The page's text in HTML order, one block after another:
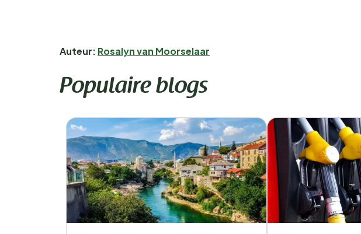
Auteur: Rosalyn van Moorselaar
Populaire blogs